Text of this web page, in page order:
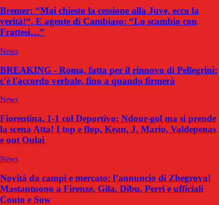
Bremer: “Mai chiesto la cessione alla Juve, ecco la
verità!“. E agente di Cambiaso: “Lo scambio con
Frattesi…”
News
BREAKING - Roma, fatta per il rinnovo di Pellegrini:
c'è l'accordo verbale, fino a quando firmerà
News
Fiorentina, 1-1 col Deportivo: Ndour-gol ma si prende
la scena Atta! I top e flop, Kean, J. Mario, Valdepenas
e out Oulai
News
Novità da campi e mercato: l’annuncio di Zhegrova!
Mastantuono a Firenze, Gila, Dibu, Perri e ufficiali
Couto e Sow